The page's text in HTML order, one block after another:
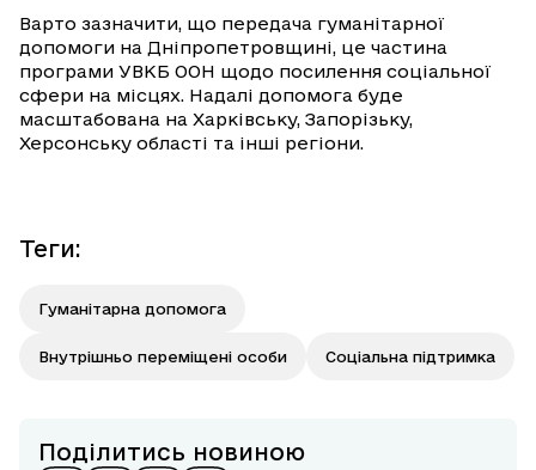
Варто зазначити, що передача гуманітарної
допомоги на Дніпропетровщині, це частина
програми УВКБ ООН щодо посилення соціальної
сфери на місцях. Надалі допомога буде
масштабована на Харківську, Запорізьку,
Херсонську області та інші регіони.
Теги:
Гуманітарна допомога
Внутрішньо переміщені особи Соціальна підтримка
Поділитись новиною